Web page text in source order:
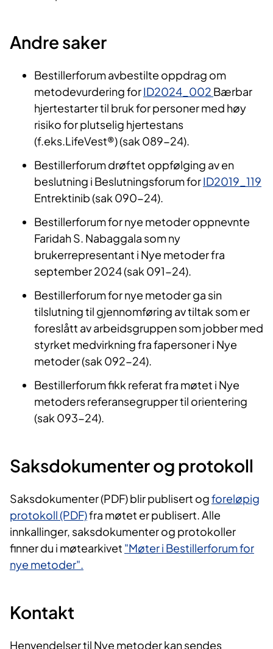
Andre saker
Bestillerforum avbestilte oppdrag om
metodevurdering forID2024_002 Bærbar
hjertestarter til bruk for personer med høy
risiko for plutselig hjertestans
(f.eks.LifeVest®) (sak 089-24).
Bestillerforum drøftet oppfølging av en
beslutning i Beslutningsforum forID2019_119
Entrektinib (sak 090-24).
Bestillerforum for nye metoder oppnevnte
Faridah S. Nabaggala som ny
brukerrepresentant i Nye metoder fra
september 2024 (sak 091-24).
Bestillerforum for nye metoder ga sin
tilslutning til gjennomføring av tiltak som er
foreslått av arbeidsgruppen som jobber med
styrket medvirkning fra fapersoner i Nye
metoder (sak 092-24).
Bestillerforum fikk referat fra møtet i Nye
metoders referansegrupper til orientering
(sak 093-24).
Saksdokumenter og protokoll
Saksdokumenter (PDF) blir publisert ogforeløpig
protokoll (PDF)fra møtet er publisert. Alle
innkallinger, saksdokumenter og protokoller
finner du i møtearkivet "Møter i Bestillerforum for
nye metoder".
Kontakt
Henvendelser til Nye metoder kan sendes